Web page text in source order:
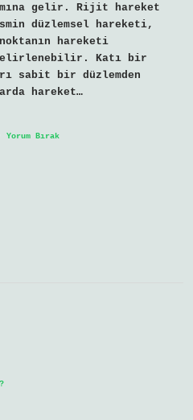
gelir. Rijit hareket
düzlemsel hareketi,
hareketi
Katı bir
sabit bir düzlemden
hareket…
Yorum Bırak